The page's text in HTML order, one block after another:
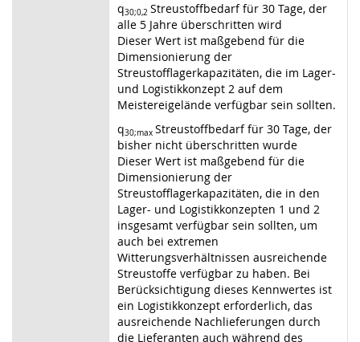
q30;0,2 Streustoffbedarf für 30 Tage, der
alle 5 Jahre überschritten wird
Dieser Wert ist maßgebend für die
Dimensionierung der
Streustofflagerkapazitäten, die im Lager-
und Logistikkonzept 2 auf dem
Meistereigelände verfügbar sein sollten.
q30;max Streustoffbedarf für 30 Tage, der
bisher nicht überschritten wurde
Dieser Wert ist maßgebend für die
Dimensionierung der
Streustofflagerkapazitäten, die in den
Lager- und Logistikkonzepten 1 und 2
insgesamt verfügbar sein sollten, um
auch bei extremen
Witterungsverhältnissen ausreichende
Streustoffe verfügbar zu haben. Bei
Berücksichtigung dieses Kennwertes ist
ein Logistikkonzept erforderlich, das
ausreichende Nachlieferungen durch
die Lieferanten auch während des